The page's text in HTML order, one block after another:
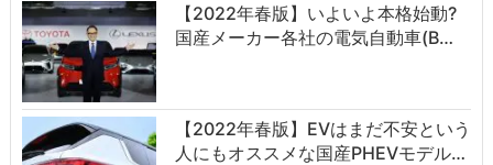
【2022年春版】いよいよ本格始動?
国産メーカー各社の電気自動車(B…
【2022年春版】EVはまだ不安という
人にもオススメな国産PHEVモデル…